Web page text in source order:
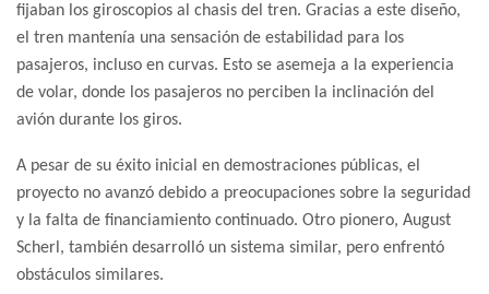
fijaban los giroscopios al chasis del tren. Gracias a este diseño,
el tren mantenía una sensación de estabilidad para los
pasajeros, incluso en curvas. Esto se asemeja a la experiencia
de volar, donde los pasajeros no perciben la inclinación del
avión durante los giros.
A pesar de su éxito inicial en demostraciones públicas, el
proyecto no avanzó debido a preocupaciones sobre la seguridad
y la falta de financiamiento continuado. Otro pionero, August
Scherl, también desarrolló un sistema similar, pero enfrentó
obstáculos similares.